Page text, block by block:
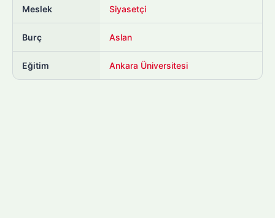
Meslek Siyasetçi
Burç Aslan
Eğitim Ankara Üniversitesi